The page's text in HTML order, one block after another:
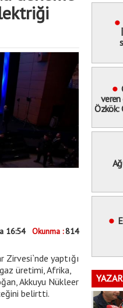
16:54 Okunma :814
Zirvesi`nde yaptığı
üretimi, Afrika,
Akkuyu Nükleer
belirtti.
Özkök: